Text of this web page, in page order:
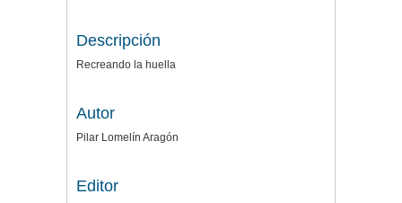
Descripción
Recreando la huella
Autor
Pilar Lomelín Aragón
Editor